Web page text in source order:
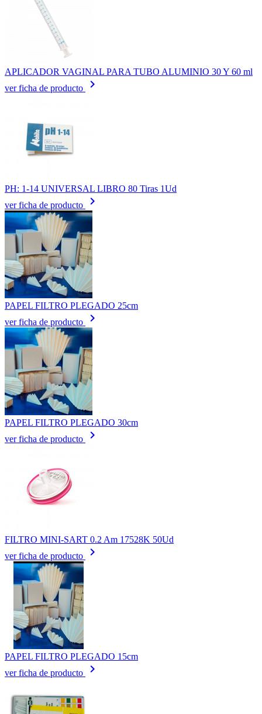
APLICADOR VAGINAL PARA TUBO ALUMINIO 30 Y 60 ml
ver ficha de producto
keyboard_arrow_right
PH: 1-14 UNIVERSAL LIBRO 80 Tiras 1Ud
ver ficha de producto
keyboard_arrow_right
PAPEL FILTRO PLEGADO 25cm
ver ficha de producto
keyboard_arrow_right
PAPEL FILTRO PLEGADO 30cm
ver ficha de producto
keyboard_arrow_right
FILTRO MINI-SART 0.2 Am 17528K 50Ud
ver ficha de producto
keyboard_arrow_right
PAPEL FILTRO PLEGADO 15cm
ver ficha de producto
keyboard_arrow_right